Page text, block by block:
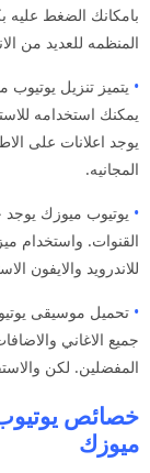
بامكانك الضغط
المنظمه للعديد من
• يتميز تنزيل
يمكنك استخدامه
يوجد اعلانات على
المجانيه.
• يوتيوب ميوزك يوجد
القنوات. واستخدام
للاندرويد والايفون
• تحميل موسيقى
جميع الاغاني
المفضلين. لكن
خصائص
ميوزك